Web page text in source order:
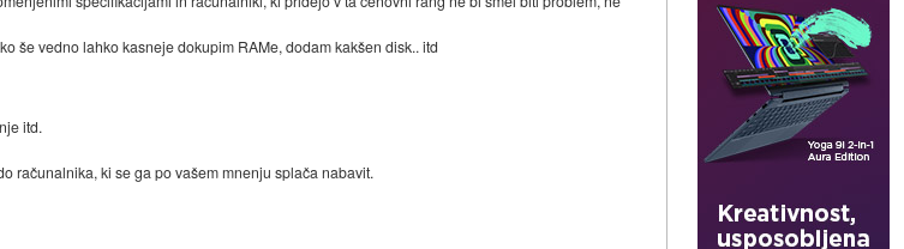
še vedno lahko kasneje dokupim RAMe, dodam kakšen disk.. itd
itd.
računalnika, ki se ga po vašem mnenju splača nabavit.